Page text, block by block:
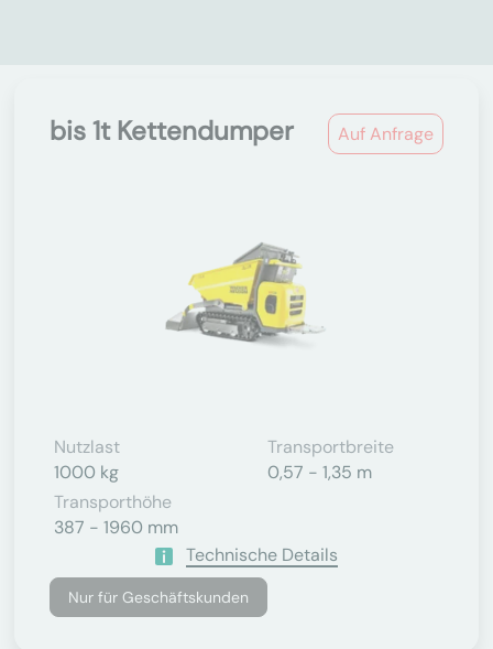
Auf Anfrage
bis 1t Kettendumper
Nutzlast
1000 kg
Transportbreite
0,57 - 1,35 m
Transporthöhe
387 - 1960 mm
Technische Details
Nur für Geschäftskunden